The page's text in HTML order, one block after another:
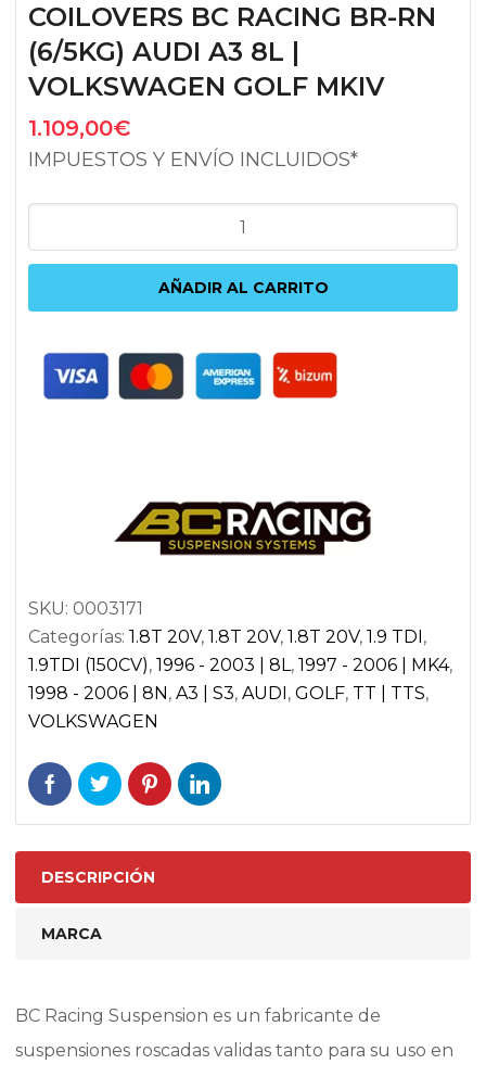
COILOVERS BC RACING BR-RN
(6/5KG) AUDI A3 8L |
VOLKSWAGEN GOLF MKIV
1.109,00€
IMPUESTOS Y ENVÍO INCLUIDOS*
BC
BR-
(6/5KG)
AUDI
VOLKSWAGEN
cantidad
AÑADIR AL CARRITO
SKU: 0003171
Categorías: 1.8T 20V, 1.8T 20V, 1.8T 20V, 1.9 TDI ,
1.9TDI (150CV), 1996 - 2003 | 8L, 1997 - 2006 | MK4,
1998 - 2006 | 8N , A3 | S3, AUDI , GOLF, TT | TTS,
VOLKSWAGEN
DESCRIPCIÓN
MARCA
BC Racing Suspension es un fabricante de
suspensiones roscadas validas tanto para su uso en